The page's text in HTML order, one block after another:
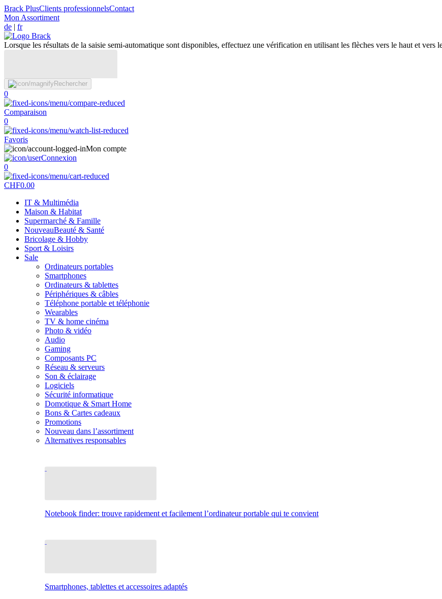
Brack PlusClients professionnelsContact
Mon Assortiment
de | fr
Lorsque les résultats de la saisie semi-automatique sont disponibles, effectuez une vérification en utilisant les flèches vers le haut et vers
Rechercher
0
Comparaison
0
Favoris
Mon compte
Connexion
0
CHF0.00
IT & Multimédia
Maison & Habitat
Supermarché & Famille
NouveauBeauté & Santé
Bricolage & Hobby
Sport & Loisirs
Sale
Ordinateurs portables
Smartphones
Ordinateurs & tablettes
Périphériques & câbles
Téléphone portable et téléphonie
Wearables
TV & home cinéma
Photo & vidéo
Audio
Gaming
Composants PC
Réseau & serveurs
Son & éclairage
Logiciels
Sécurité informatique
Domotique & Smart Home
Bons & Cartes cadeaux
Promotions
Nouveau dans l’assortiment
Alternatives responsables
Notebook finder: trouve rapidement et facilement l’ordinateur portable qui te convient
Smartphones, tablettes et accessoires adaptés